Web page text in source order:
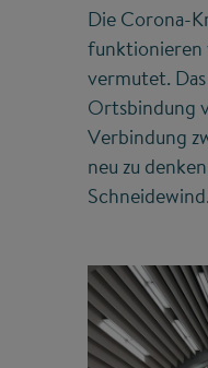
Die Corona-
funktionieren
vermutet.
Ortsbindung
Verbindung
neu zu
Schneidewind.